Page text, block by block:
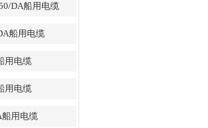
DA船用电缆
船用电缆
用电缆
用电缆
船用电缆